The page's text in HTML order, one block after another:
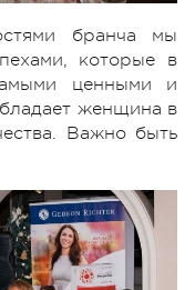
бранча мы
которые в
ценными и
женщина в
Важно быть